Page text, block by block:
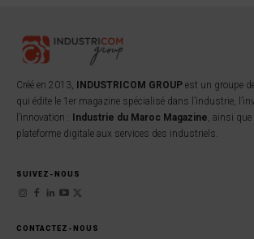
Créé en 2013, INDUSTRICOM GROUP est un groupe
qui édite le 1er magazine spécialisé dans l’industrie,
l’innovation : Industrie du Maroc Magazine , ainsi
plateforme digitale aux services des industriels.
SUIVEZ-NOUS
CONTACTEZ-NOUS